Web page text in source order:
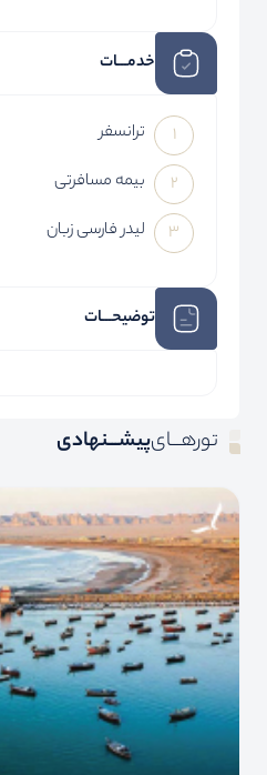
خدمـــات
ترانسفر
بیمه مسافرتی
لیدر فارسی زبان
توضیحـــات
تورهـــایپیشـــنهادی